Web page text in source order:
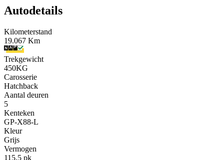
Autodetails
Kilometerstand
19.067 Km
Trekgewicht
450KG
Carosserie
Hatchback
Aantal deuren
5
Kenteken
GP-X88-L
Kleur
Grijs
Vermogen
115.5 pk